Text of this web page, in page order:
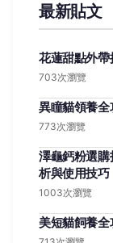
最新貼文
花蓮甜點外
703次瀏覽
異瞳貓領養
773次瀏覽
澤龜鈣粉選
析與使用技巧
1003次瀏覽
美短貓飼養